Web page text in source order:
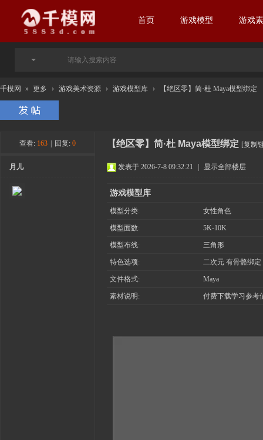
首页 游戏模型 游戏
千模网 » 更多 › 游戏美术资源 › 游戏模型库 › 【绝区零】简·杜 Maya模型绑定
查看: 163 回复: 0 【绝区零】简·杜 Maya模型绑定 [复制
月儿 发表于 2026-7-8 09:32:21 显示全部楼层
游戏模型库
模型分类: 女性角色
模型面数: 5K-10K
模型布线: 三角形
特色选项: 二次元 有骨骼绑定
文件格式: Maya
素材说明: 付费下载学习参考